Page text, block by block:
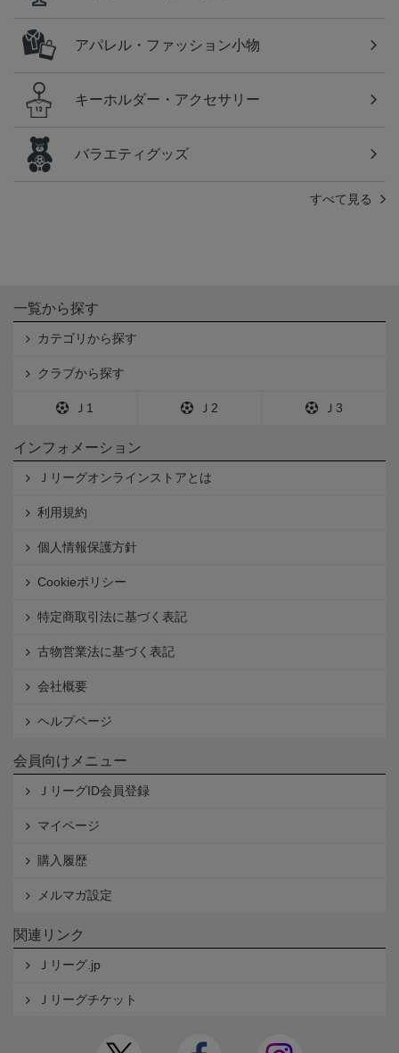
アパレル・ファッション小物
キーホルダー・アクセサリー
バラエティグッズ
すべて見る
一覧から探す
カテゴリから探す
クラブから探す
Ｊ1 Ｊ2 Ｊ3
インフォメーション
Ｊリーグオンラインストアとは
利用規約
個人情報保護方針
Cookieポリシー
特定商取引法に基づく表記
古物営業法に基づく表記
会社概要
ヘルプページ
会員向けメニュー
ＪリーグID会員登録
マイページ
購入履歴
メルマガ設定
関連リンク
Ｊリーグ.jp
Ｊリーグチケット